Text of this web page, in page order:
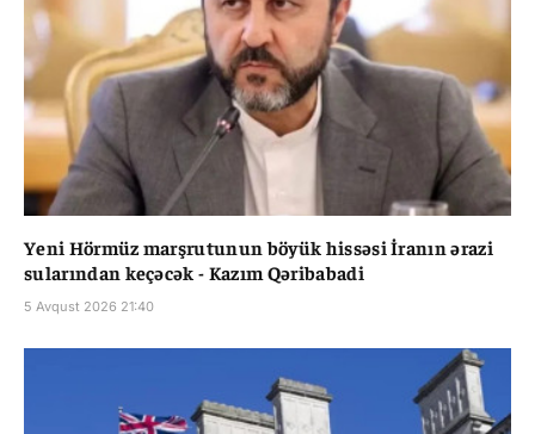
Yeni Hörmüz marşrutunun böyük hissəsi İranın ərazi
sularından keçəcək - Kazım Qəribabadi
5 Avqust 2026 21:40